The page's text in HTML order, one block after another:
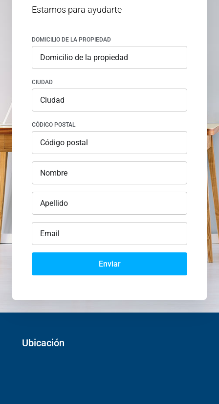
Estamos para ayudarte
DOMICILIO DE LA PROPIEDAD
CIUDAD
CÓDIGO POSTAL
Enviar
Ubicación